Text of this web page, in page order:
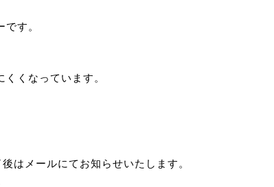
す。
くなっています。
はメールにてお知らせいたします。